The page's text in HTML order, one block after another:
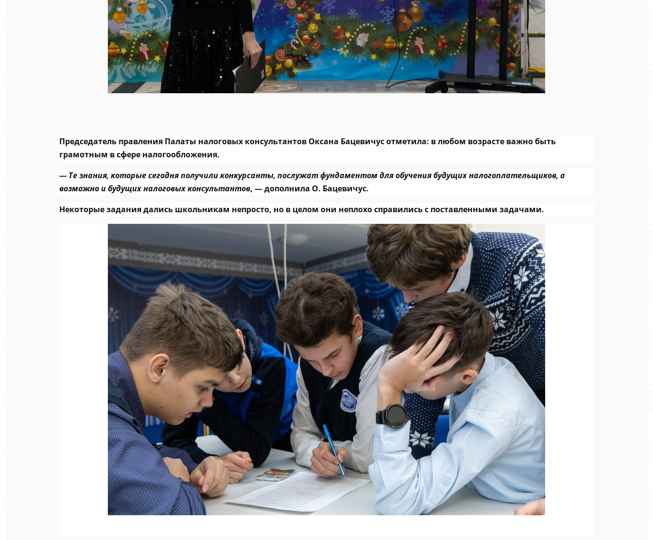
Председатель правления Палаты налоговых консультантов Оксана Бацевичус отметила: в любом возрасте важно быть
грамотным в сфере налогообложения.
— Те знания, которые сегодня получили конкурсанты, послужат фундаментом для обучения будущих налогоплательщиков, а
возможно и будущих налоговых консультантов, — дополнила О. Бацевичус.
Некоторые задания дались школьникам непросто, но в целом они неплохо справились с поставленными задачами.